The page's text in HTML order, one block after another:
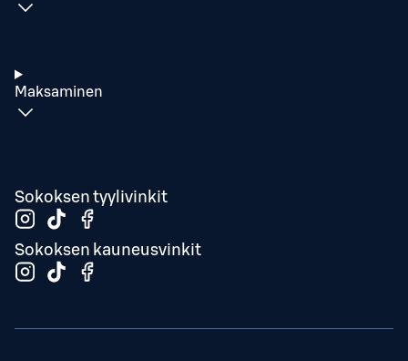
Maksaminen
Sokoksen tyylivinkit
Sokoksen kauneusvinkit